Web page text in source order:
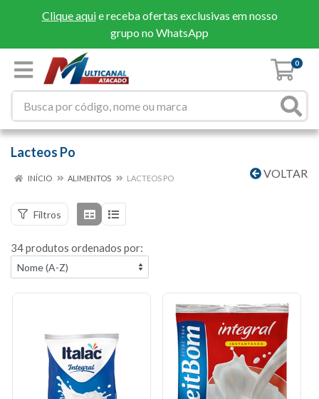
Clique aquie receba ofertas exclusivas em nosso
grupo no WhatsApp
0
Lacteos Po
VOLTAR
INÍCIO ALIMENTOS LACTEOS PO
Filtros
34 produtos ordenados por: